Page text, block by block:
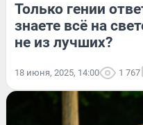
Только гении
знаете всё на
не из лучших?
18 июня, 2025, 14:00 1 767